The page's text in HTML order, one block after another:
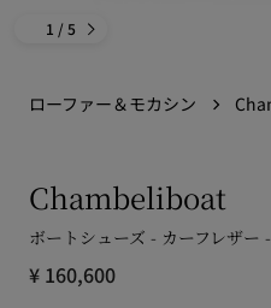
1 / 5
ローファー＆モカシン
Chambeliboat
ボートシューズ - カーフレザー
¥ 160,600